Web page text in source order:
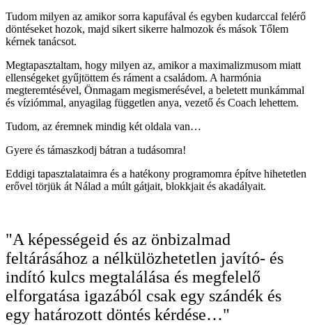
Tudom milyen az amikor sorra kapufával és egyben kudarccal felérő
döntéseket hozok, majd sikert sikerre halmozok és mások Tőlem
kérnek tanácsot.
Megtapasztaltam, hogy milyen az, amikor a maximalizmusom miatt
ellenségeket gyűjtöttem és ráment a családom. A harmónia
megteremtésével, Önmagam megismerésével, a beletett munkámmal
és víziómmal, anyagilag független anya, vezető és Coach lehettem.
Tudom, az éremnek mindig két oldala van…
Gyere és támaszkodj bátran a tudásomra!
Eddigi tapasztalataimra és a hatékony programomra építve hihetetlen
erővel törjük át Nálad a múlt gátjait, blokkjait és akadályait.
"A képességeid és az önbizalmad
feltárásához a nélkülözhetetlen javító- és
indító kulcs megtalálása és megfelelő
elforgatása igazából csak egy szándék és
egy határozott döntés kérdése…"